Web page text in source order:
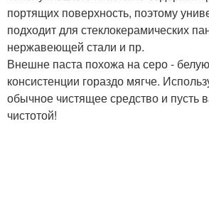
портящих поверхность, поэтому
подходит для стеклокерамических
нержавеющей стали и пр.
Внешне паста похожа на серо -
консистенции гораздо мягче.
обычное чистящее средство и пусть
чистотой!